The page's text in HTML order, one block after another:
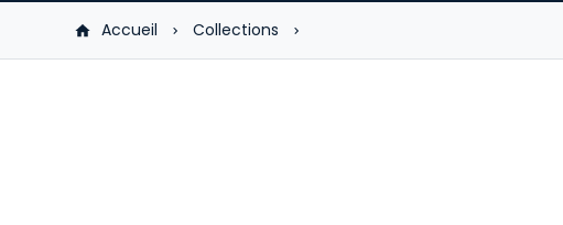
Accueil Collections